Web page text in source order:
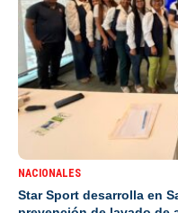
NACIONALES
Star Sport desarrolla en